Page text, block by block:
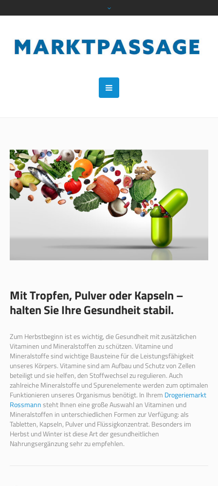
Mit Tropfen, Pulver oder Kapseln –
halten Sie Ihre Gesundheit stabil.
Zum Herbstbeginn ist es wichtig, die Gesundheit mit zusätzlichen
Vitaminen und Mineralstoffen zu schützen. Vitamine und
Mineralstoffe sind wichtige Bausteine für die Leistungsfähigkeit
unseres Körpers. Vitamine sind am Aufbau und Schutz von Zellen
beteiligt und sie helfen, den Stoffwechsel zu regulieren. Auch
zahlreiche Mineralstoffe und Spurenelemente werden zum optimalen
Funktionieren unseres Organismus benötigt. In Ihrem Drogeriemarkt
Rossmannsteht Ihnen eine große Auswahl an Vitaminen und
Mineralstoffen in unterschiedlichen Formen zur Verfügung: als
Tabletten, Kapseln, Pulver und Flüssigkonzentrat. Besonders im
Herbst und Winter ist diese Art der gesundheitlichen
Nahrungsergänzung sehr zu empfehlen.